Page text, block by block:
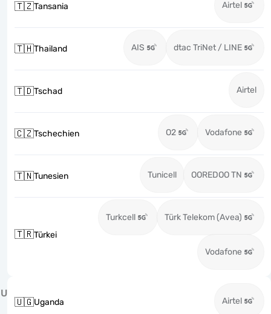
🇹🇿Tansania Airtel
🇹🇭Thailand AIS dtac TriNet / LINE
🇹🇩Tschad Airtel
🇨🇿Tschechien O2 Vodafone
🇹🇳Tunesien Tunicell OOREDOO TN
🇹🇷Türkei
Turkcell Türk Telekom (Avea)
Vodafone
U
🇺🇬Uganda Airtel